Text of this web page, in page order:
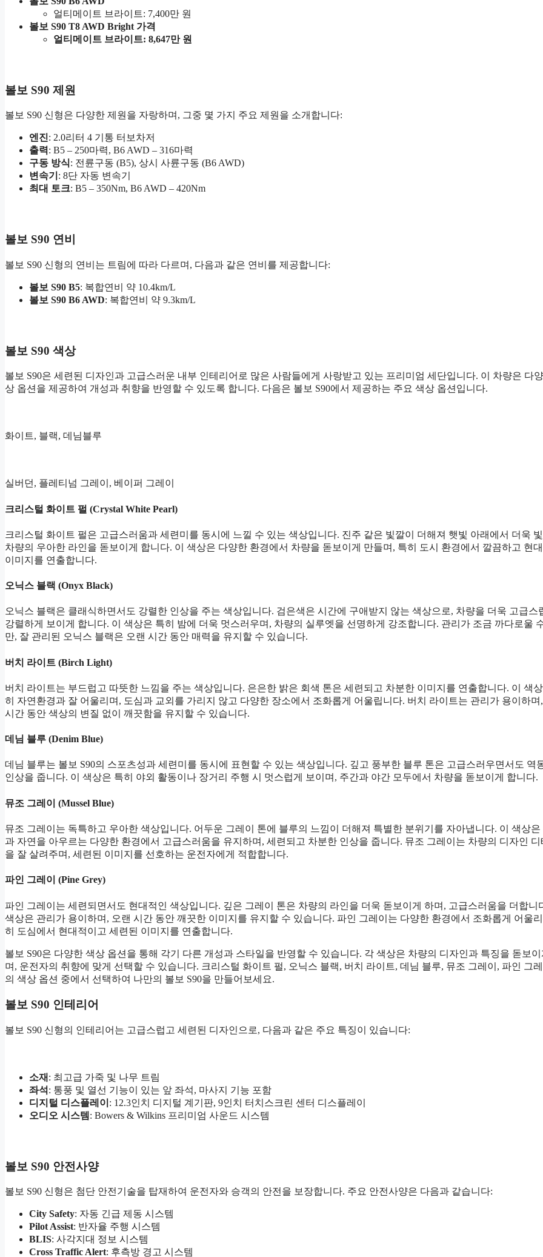
얼티메이트 브라이트: 7,400만 원
볼보 S90 T8 AWD Bright 가격
얼티메이트 브라이트: 8,647만 원
볼보 S90 제원
볼보 S90 신형은 다양한 제원을 자랑하며, 그중 몇 가지 주요 제원을 소개합니다:
엔진: 2.0리터 4 기통 터보차저
출력 : B5 – 250마력, B6 AWD – 316마력
구동 방식: 전륜구동 (B5), 상시 사륜구동 (B6 AWD)
변속기 : 8단 자동 변속기
최대 토크: B5 – 350Nm, B6 AWD – 420Nm
볼보 S90 연비
볼보 S90 신형의 연비는 트림에 따라 다르며, 다음과 같은 연비를 제공합니다:
볼보 S90 B5: 복합연비 약 10.4km/L
볼보 S90 B6 AWD: 복합연비 약 9.3km/L
볼보 S90 색상
볼보 S90은 세련된 디자인과 고급스러운 내부 인테리어로 많은 사람들에게 사랑받고 있는 프리미엄 세단입니다. 이 차량은 다
상 옵션을 제공하여 개성과 취향을 반영할 수 있도록 합니다. 다음은 볼보 S90에서 제공하는 주요 색상 옵션입니다.
화이트, 블랙, 데님블루
실버던, 플레티넘 그레이, 베이퍼 그레이
크리스털 화이트 펄 (Crystal White Pearl)
크리스털 화이트 펄은 고급스러움과 세련미를 동시에 느낄 수 있는 색상입니다. 진주 같은 빛깔이 더해져 햇빛 아래에서 더욱
차량의 우아한 라인을 돋보이게 합니다. 이 색상은 다양한 환경에서 차량을 돋보이게 만들며, 특히 도시 환경에서 깔끔하고 현
이미지를 연출합니다.
오닉스 블랙 (Onyx Black)
오닉스 블랙은 클래식하면서도 강렬한 인상을 주는 색상입니다. 검은색은 시간에 구애받지 않는 색상으로, 차량을 더욱 고급스
강렬하게 보이게 합니다. 이 색상은 특히 밤에 더욱 멋스러우며, 차량의 실루엣을 선명하게 강조합니다. 관리가 조금 까다로울
만, 잘 관리된 오닉스 블랙은 오랜 시간 동안 매력을 유지할 수 있습니다.
버치 라이트 (Birch Light)
버치 라이트는 부드럽고 따뜻한 느낌을 주는 색상입니다. 은은한 밝은 회색 톤은 세련되고 차분한 이미지를 연출합니다. 이 색
히 자연환경과 잘 어울리며, 도심과 교외를 가리지 않고 다양한 장소에서 조화롭게 어울립니다. 버치 라이트는 관리가 용이하며
시간 동안 색상의 변질 없이 깨끗함을 유지할 수 있습니다.
데님 블루 (Denim Blue)
데님 블루는 볼보 S90의 스포츠성과 세련미를 동시에 표현할 수 있는 색상입니다. 깊고 풍부한 블루 톤은 고급스러우면서도 역
인상을 줍니다. 이 색상은 특히 야외 활동이나 장거리 주행 시 멋스럽게 보이며, 주간과 야간 모두에서 차량을 돋보이게 합니다.
뮤조 그레이 (Mussel Blue)
뮤조 그레이는 독특하고 우아한 색상입니다. 어두운 그레이 톤에 블루의 느낌이 더해져 특별한 분위기를 자아냅니다. 이 색상은
과 자연을 아우르는 다양한 환경에서 고급스러움을 유지하며, 세련되고 차분한 인상을 줍니다. 뮤조 그레이는 차량의 디자인 디
을 잘 살려주며, 세련된 이미지를 선호하는 운전자에게 적합합니다.
파인 그레이 (Pine Grey)
파인 그레이는 세련되면서도 현대적인 색상입니다. 깊은 그레이 톤은 차량의 라인을 더욱 돋보이게 하며, 고급스러움을 더합니
색상은 관리가 용이하며, 오랜 시간 동안 깨끗한 이미지를 유지할 수 있습니다. 파인 그레이는 다양한 환경에서 조화롭게 어울
히 도심에서 현대적이고 세련된 이미지를 연출합니다.
볼보 S90은 다양한 색상 옵션을 통해 각기 다른 개성과 스타일을 반영할 수 있습니다. 각 색상은 차량의 디자인과 특징을 돋보
며, 운전자의 취향에 맞게 선택할 수 있습니다. 크리스털 화이트 펄, 오닉스 블랙, 버치 라이트, 데님 블루, 뮤조 그레이, 파인 그
의 색상 옵션 중에서 선택하여 나만의 볼보 S90을 만들어보세요.
볼보 S90 인테리어
볼보 S90 신형의 인테리어는 고급스럽고 세련된 디자인으로, 다음과 같은 주요 특징이 있습니다:
소재 : 최고급 가죽 및 나무 트림
좌석 : 통풍 및 열선 기능이 있는 앞 좌석, 마사지 기능 포함
디지털 디스플레이 : 12.3인치 디지털 계기판, 9인치 터치스크린 센터 디스플레이
오디오 시스템 : Bowers & Wilkins 프리미엄 사운드 시스템
볼보 S90 안전사양
볼보 S90 신형은 첨단 안전기술을 탑재하여 운전자와 승객의 안전을 보장합니다. 주요 안전사양은 다음과 같습니다:
City Safety: 자동 긴급 제동 시스템
Pilot Assist: 반자율 주행 시스템
BLIS: 사각지대 정보 시스템
Cross Traffic Alert: 후측방 경고 시스템